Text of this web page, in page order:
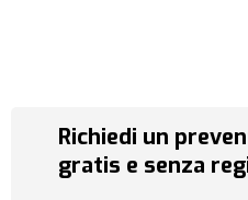
Richiedi un
gratis e senza